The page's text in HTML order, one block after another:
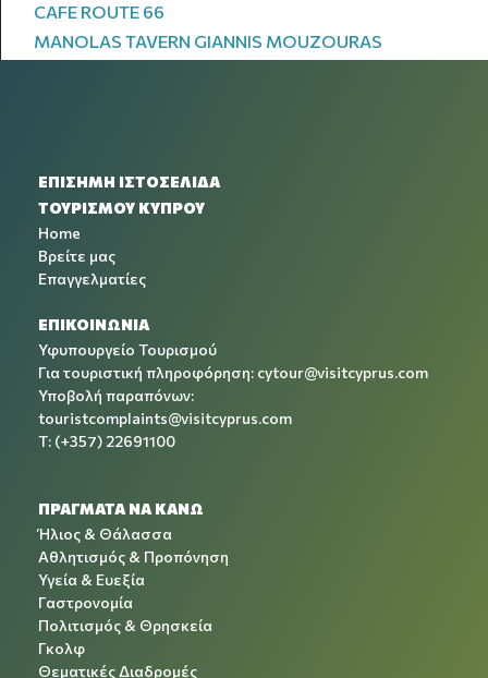
CAFE ROUTE 66
MANOLAS TAVERN GIANNIS MOUZOURAS
ΕΠΙΣΗΜΗ ΙΣΤΟΣΕΛΙΔΑ
ΤΟΥΡΙΣΜΟΥ ΚΥΠΡΟΥ
Home
Βρείτε μας
Επαγγελματίες
ΕΠΙΚΟΙΝΩΝΙΑ
Υφυπουργείο Τουρισμού
Για τουριστική πληροφόρηση: cytour@visitcyprus.com
Υποβολή παραπόνων:
touristcomplaints@visitcyprus.com
T: (+357) 22691100
ΠΡΑΓΜΑΤΑ ΝΑ ΚΑΝΩ
Ήλιος & Θάλασσα
Αθλητισμός & Προπόνηση
Υγεία & Ευεξία
Γαστρονομία
Πολιτισμός & Θρησκεία
Γκολφ
Θεματικές Διαδρομές